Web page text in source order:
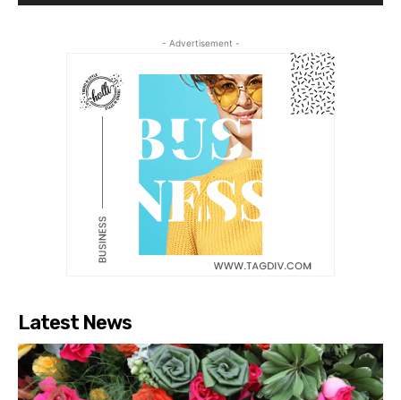
- Advertisement -
Latest News